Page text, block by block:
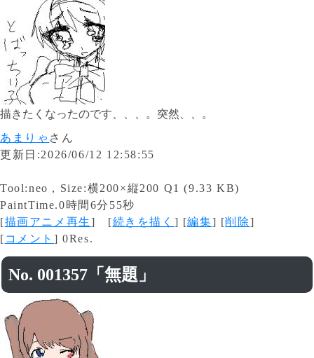
描きたくなったのです、、、。突然、、。
あまりゃ さん
更新日:2026/06/12 12:58:55
Tool:neo , Size:横200×縦200 Q1 (9.33 KB)
PaintTime.0時間6分55秒
[描画アニメ再生] [続きを描く ] [編集] [削除]
[ コメント] 0Res.
No. 001357「無題」